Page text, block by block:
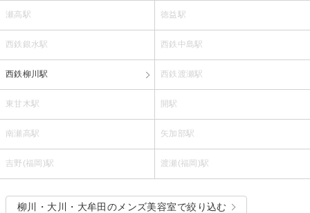
瀬高駅 徳益駅
西鉄銀水駅 西鉄中島駅
西鉄柳川駅 西鉄渡瀬駅
東甘木駅 開駅
南瀬高駅 矢加部駅
吉野(福岡)駅 渡瀬(福岡)駅
柳川・大川・大牟田のメンズ美容室で絞り込む